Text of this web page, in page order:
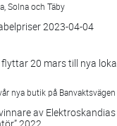
Solna och Täby
2023-04-04
20 mars till nya
nya butik på
av